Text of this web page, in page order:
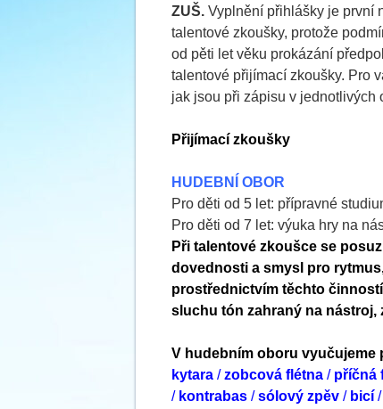
ZUŠ. Vyplnění přihlášky je první
talentové zkoušky, protože
od pěti let věku prokázání
talentové přijímací zkoušky. Pro
jak jsou při zápisu v jednotlivých
Přijímací zkoušky
HUDEBNÍ OBOR
Pro děti od 5 let: přípravné
Pro děti od 7 let: výuka hry na
Při talentové zkoušce se
dovednosti a smysl pro
prostřednictvím těchto
sluchu tón zahraný na
V hudebním oboru vyučujeme
kytara /zobcová flétna /příčná
/kontrabas /sólový zpěv /bicí /